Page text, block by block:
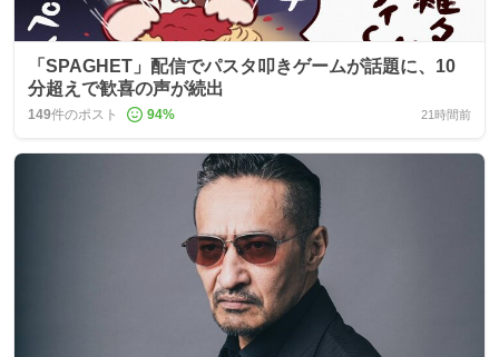
「SPAGHET」配信でパスタ叩きゲームが話題に、10
分超えで歓喜の声が続出
149件のポスト 94% 21時間前